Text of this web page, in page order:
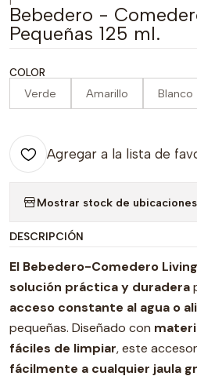
Bebedero -
Pequeñas 125 ml.
COLOR
Verde Amarillo Blanco
Agregar a la lista de
Mostrar stock de ubicaciones
DESCRIPCIÓN
El Bebedero-Comedero
solución práctica y duradera
acceso constante al agua o
pequeñas. Diseñado con
fáciles de limpiar, este
fácilmente a cualquier jaula